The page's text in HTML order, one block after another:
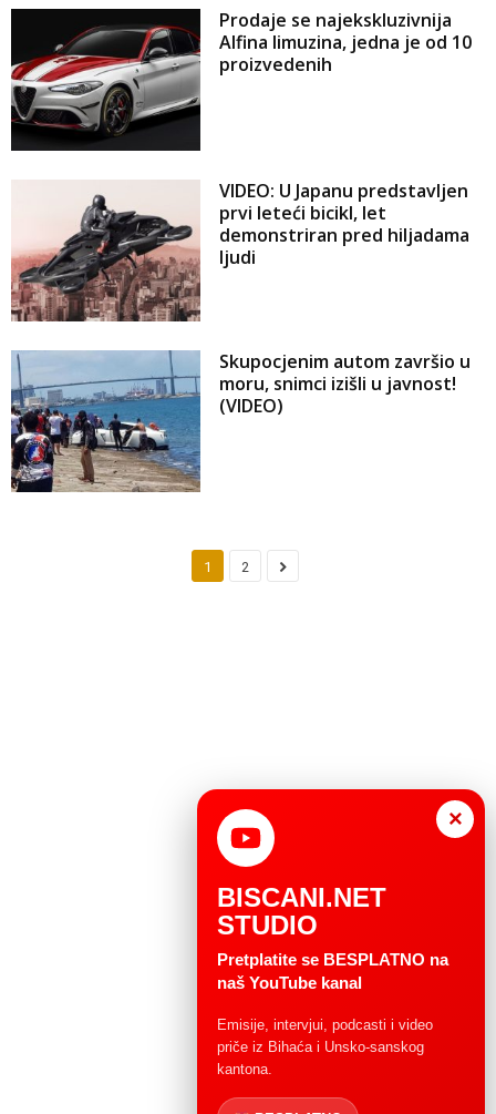
Prodaje se najekskluzivnija
Alfina limuzina, jedna je od 10
proizvedenih
VIDEO: U Japanu predstavljen
prvi leteći bicikl, let
demonstriran pred hiljadama
ljudi
Skupocjenim autom završio u
moru, snimci izišli u javnost!
(VIDEO)
1 2
×
BISCANI.NET
STUDIO
Pretplatite se BESPLATNO na
naš YouTube kanal
Emisije, intervjui, podcasti i video
priče iz Bihaća i Unsko-sanskog
kantona.